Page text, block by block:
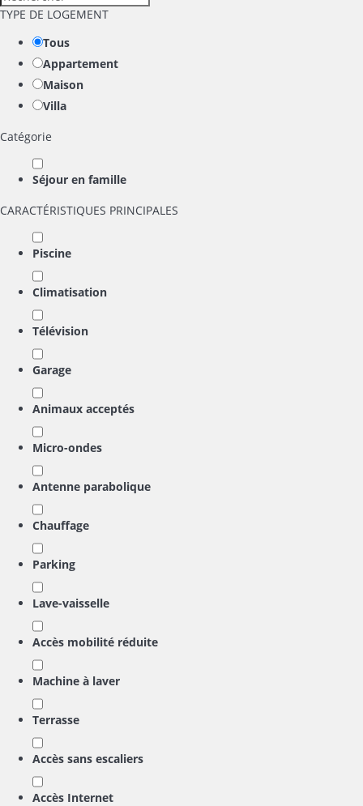
TYPE DE LOGEMENT
Tous
Appartement
Maison
Villa
Catégorie
Séjour en famille
CARACTÉRISTIQUES PRINCIPALES
Piscine
Climatisation
Télévision
Garage
Animaux acceptés
Micro-ondes
Antenne parabolique
Chauffage
Parking
Lave-vaisselle
Accès mobilité réduite
Machine à laver
Terrasse
Accès sans escaliers
Accès Internet